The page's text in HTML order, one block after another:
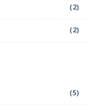
(2)
(2)
(5)